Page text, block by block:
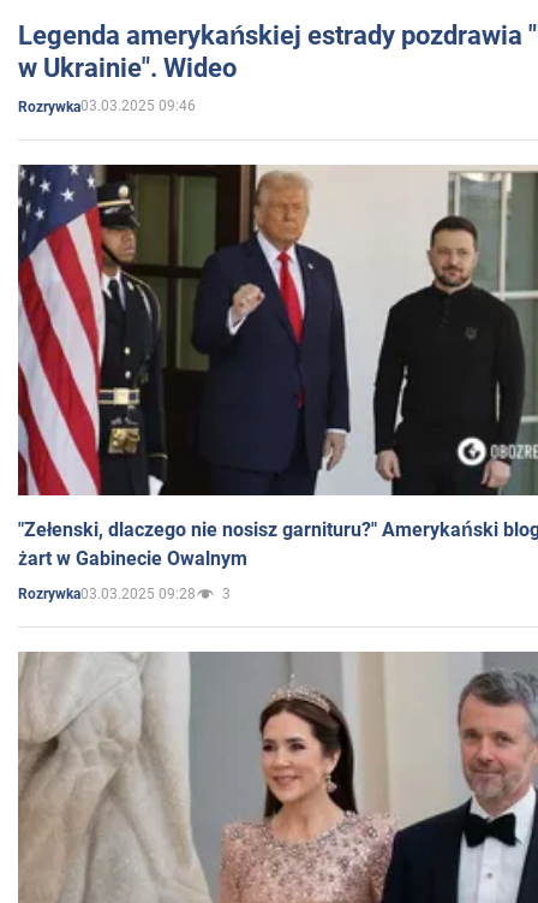
Legenda amerykańskiej estrady pozdrawia
w Ukrainie". Wideo
Rozrywka03.03.2025 09:46
"Zełenski, dlaczego nie nosisz garnituru?" Amerykański
żart w Gabinecie Owalnym
Rozrywka03.03.2025 09:28 3